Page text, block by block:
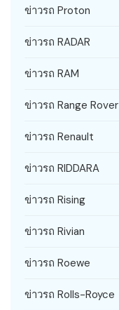
ข่าวรถ Proton
ข่าวรถ RADAR
ข่าวรถ RAM
ข่าวรถ Range Rover
ข่าวรถ Renault
ข่าวรถ RIDDARA
ข่าวรถ Rising
ข่าวรถ Rivian
ข่าวรถ Roewe
ข่าวรถ Rolls-Royce